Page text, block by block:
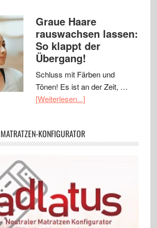
Graue Haare
rauswachsen lassen:
So klappt der
Übergang!
Schluss mit Färben und
Tönen! Es ist an der Zeit, …
[Weiterlesen...]
MATRATZEN-KONFIGURATOR